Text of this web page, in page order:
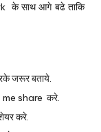
के साथ आगे बढे ताकि
जरूर बताये.
me share करे.
करे.